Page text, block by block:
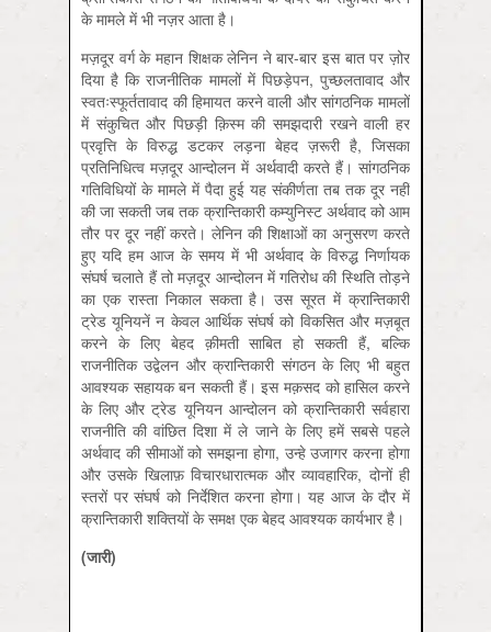
के मामले में भी नज़र आता है।
मज़दूर वर्ग के महान शिक्षक लेनिन ने बार-बार इस बात पर ज़ोर
दिया है कि राजनीतिक मामलों में पिछड़ेपन, पुच्छलतावाद और
स्वतःस्फूर्ततावाद की हिमायत करने वाली और सांगठनिक मामलों
में संकुचित और पिछड़ी क़िस्म की समझदारी रखने वाली हर
प्रवृत्ति के विरुद्ध डटकर लड़ना बेहद ज़रूरी है, जिसका
प्रतिनिधित्व मज़दूर आन्दोलन में अर्थवादी करते हैं। सांगठनिक
गतिविधियों के मामले में पैदा हुई यह संकीर्णता तब तक दूर नहीं
की जा सकती जब तक क्रान्तिकारी कम्युनिस्ट अर्थवाद को आम
तौर पर दूर नहीं करते। लेनिन की शिक्षाओं का अनुसरण करते
हुए यदि हम आज के समय में भी अर्थवाद के विरुद्ध निर्णायक
संघर्ष चलाते हैं तो मज़दूर आन्दोलन में गतिरोध की स्थिति तोड़ने
का एक रास्ता निकाल सकता है। उस सूरत में क्रान्तिकारी
ट्रेड यूनियनें न केवल आर्थिक संघर्ष को विकसित और मज़बूत
करने के लिए बेहद क़ीमती साबित हो सकती हैं, बल्कि
राजनीतिक उद्वेलन और क्रान्तिकारी संगठन के लिए भी बहुत
आवश्यक सहायक बन सकती हैं। इस मक़सद को हासिल करने
के लिए और ट्रेड यूनियन आन्दोलन को क्रान्तिकारी सर्वहारा
राजनीति की वांछित दिशा में ले जाने के लिए हमें सबसे पहले
अर्थवाद की सीमाओं को समझना होगा, उन्हे उजागर करना होगा
और उसके खिलाफ़ विचारधारात्मक और व्यावहारिक, दोनों ही
स्तरों पर संघर्ष को निर्देशित करना होगा। यह आज के दौर में
क्रान्तिकारी शक्तियों के समक्ष एक बेहद आवश्यक कार्यभार है।
(जारी)